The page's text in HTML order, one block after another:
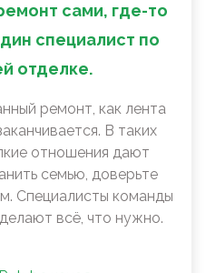
сами, где-то
специалист по
отделке.
ремонт, как лента
В таких
отношения дают
семью, доверьте
Специалисты команды
всё, что нужно.